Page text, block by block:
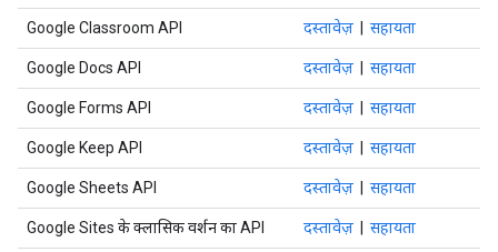
Google Classroom API दस्तावेज़ सहायता
Google Docs API दस्तावेज़ सहायता
Google Forms API दस्तावेज़ सहायता
Google Keep API दस्तावेज़ सहायता
Google Sheets API दस्तावेज़ सहायता
Google Sites के क्लासिक वर्शन का API दस्तावेज़ सहायता